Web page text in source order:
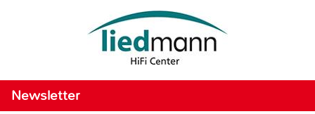
Newsletter